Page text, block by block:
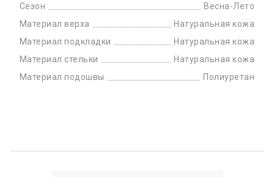
Сезон
Весна-Лето
Материал верха
Натуральная кожа
Материал подкладки
Натуральная кожа
Материал стельки
Натуральная кожа
Материал подошвы
Полиуретан